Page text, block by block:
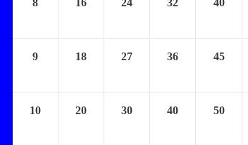
8 16 24 32 40
9 18 27 36 45
10 20 30 40 50